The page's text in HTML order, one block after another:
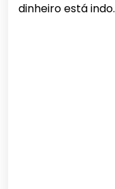
dinheiro está indo.